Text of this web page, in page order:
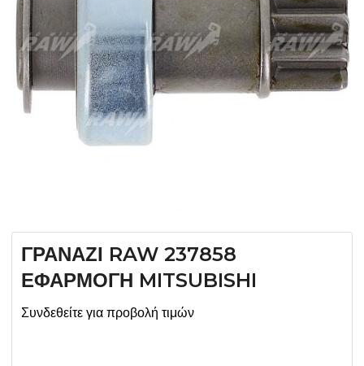
ΓΡΑΝΑΖΙ RAW 237858
ΕΦΑΡΜΟΓΗ MITSUBISHI
Συνδεθείτε για προβολή τιμών